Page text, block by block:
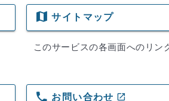
map サイトマップ
このサービスの各画面へのリン
phone お問い合わせ open_in_new